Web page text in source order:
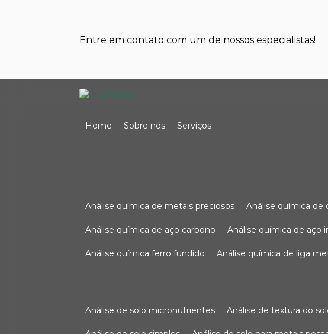
Entre em contato com um de nossos especialistas!
Home Sobre nós Serviços
análise química de metais preciosos análise química
análise química de aço carbono análise química de aço
análise química ferro fundido análise química de liga
análise de solo micronutrientes análise de textura do